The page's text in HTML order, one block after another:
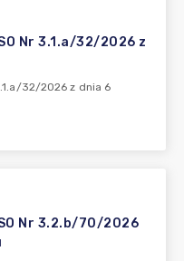
Nr 3.1.a/32/2026 z
32/2026 z dnia 6
Nr 3.2.b/70/2026